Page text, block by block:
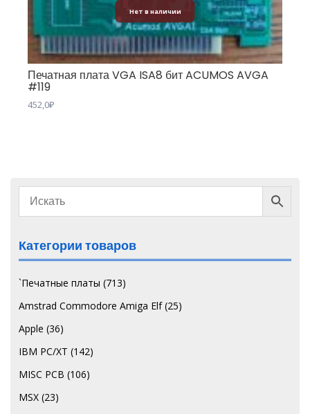
Нет в наличии
Печатная плата VGA ISA8 бит ACUMOS AVGA
#119
452,0₽
Категории товаров
`Печатные платы (713)
Amstrad Commodore Amiga Elf(25)
Apple (36)
IBM PC/XT (142)
MISC PCB (106)
MSX (23)